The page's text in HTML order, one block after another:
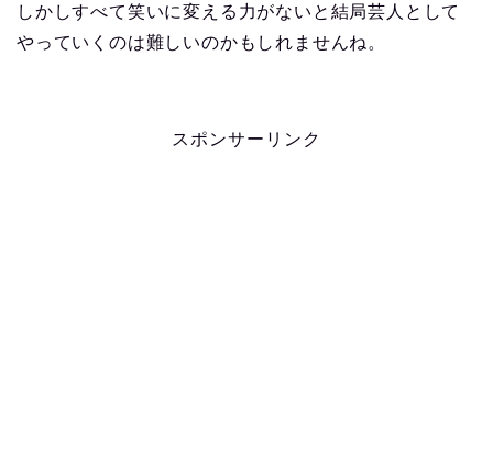
しかしすべて笑いに変える力がないと結局芸人として
やっていくのは難しいのかもしれませんね。
スポンサーリンク